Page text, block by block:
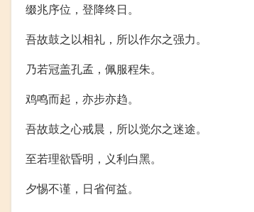
缀兆序位，登降终日。
吾故鼓之以相礼，所以作尔之强力。
乃若冠盖孔孟，佩服程朱。
鸡鸣而起，亦步亦趋。
吾故鼓之心戒晨，所以觉尔之迷途。
至若理欲昏明，义利白黑。
夕惕不谨，日省何益。